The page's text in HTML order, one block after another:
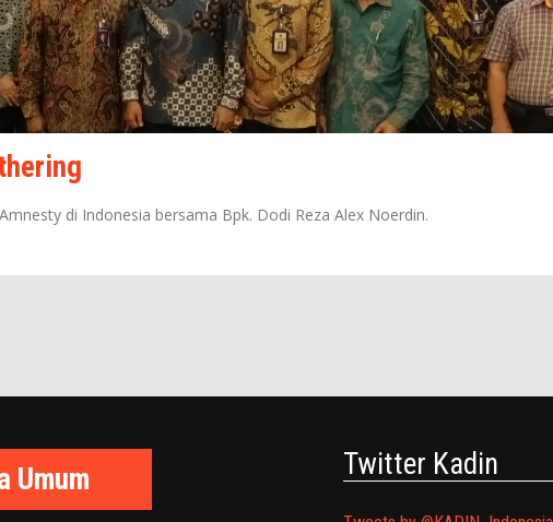
di Indonesia bersama Bpk. Dodi Reza Alex Noerdin.
Umum Twitter Kadin